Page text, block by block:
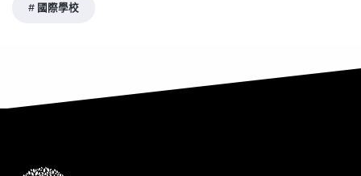
國際學校